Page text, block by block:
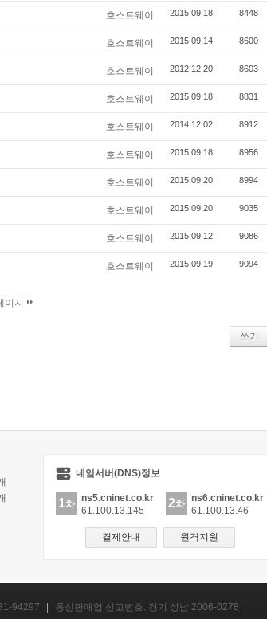
호스트웨이 2015.09.18 8448
호스트웨이 2015.09.14 8600
호스트웨이 2012.12.20 8603
호스트웨이 2015.09.18 8831
호스트웨이 2014.12.02 8912
호스트웨이 2015.09.18 8956
호스트웨이 2015.09.20 8994
호스트웨이 2015.09.20 9035
호스트웨이 2015.09.12 9086
호스트웨이 2015.09.19 9094
이지
쓰기...
네임서버(DNS)정보
1차
ns5.cninet.co.kr
61.100.13.145
2차
ns6.cninet.co.kr
61.100.13.46
결제안내 원격지원
94297
통신판매업 신고번호: 경기 성남 2006-0278